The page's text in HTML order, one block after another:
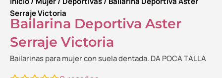
Serraje Victoria
Bailarina Deportiva Aster
Serraje Victoria
Bailarinas para mujer con suela dentada. DA POCA TALLA